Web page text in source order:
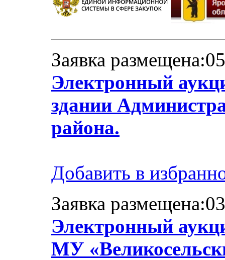
Заявка
Электронный
здании
района.
Добавить в
Заявка
Электронный
МУ